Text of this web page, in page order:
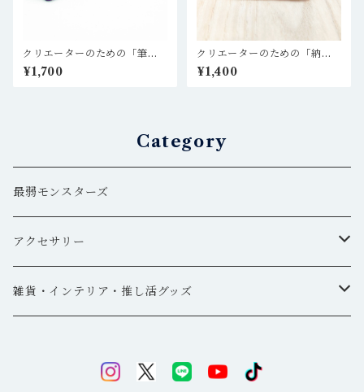
クリエーターのための「筆置
き」お花入クリア ホイップ
ケーキ パープル レジン作
¥1,700
クリエーターのための「納豆
の筆置き」 ＊ レジン作家、
粘土作家、ハンドメイド作
¥1,400
Category
最弱モンスターズ
アクセサリー
イヤーカフ・ピアス
雑貨・インテリア・推し活グッズ